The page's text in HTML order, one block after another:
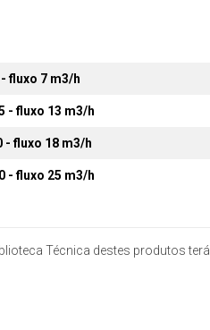
- fluxo 7 m3/h
- fluxo 13 m3/h
- fluxo 18 m3/h
- fluxo 25 m3/h
Técnica destes produtos